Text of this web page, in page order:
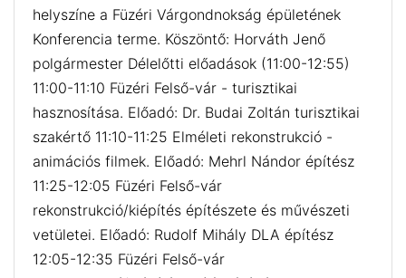
helyszíne a Füzéri Várgondnokság épületének
Konferencia terme. Köszöntő: Horváth Jenő
polgármester Délelőtti előadások (11:00-12:55)
11:00-11:10 Füzéri Felső-vár - turisztikai
hasznosítása. Előadó: Dr. Budai Zoltán turisztikai
szakértő 11:10-11:25 Elméleti rekonstrukció -
animációs filmek. Előadó: Mehrl Nándor építész
11:25-12:05 Füzéri Felső-vár
rekonstrukció/kiépítés építészete és művészeti
vetületei. Előadó: Rudolf Mihály DLA építész
12:05-12:35 Füzéri Felső-vár